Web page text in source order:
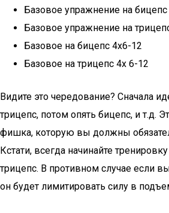
Базовое упражнение на бицепс
Базовое упражнение на
Базовое на бицепс 4х6-12
Базовое на трицепс 4х 6-12
Видите это чередование? Сначала
трицепс, потом опять бицепс, и т.д.
фишка, которую вы должны
Кстати, всегда начинайте
трицепс. В противном случае если
он будет лимитировать силу в